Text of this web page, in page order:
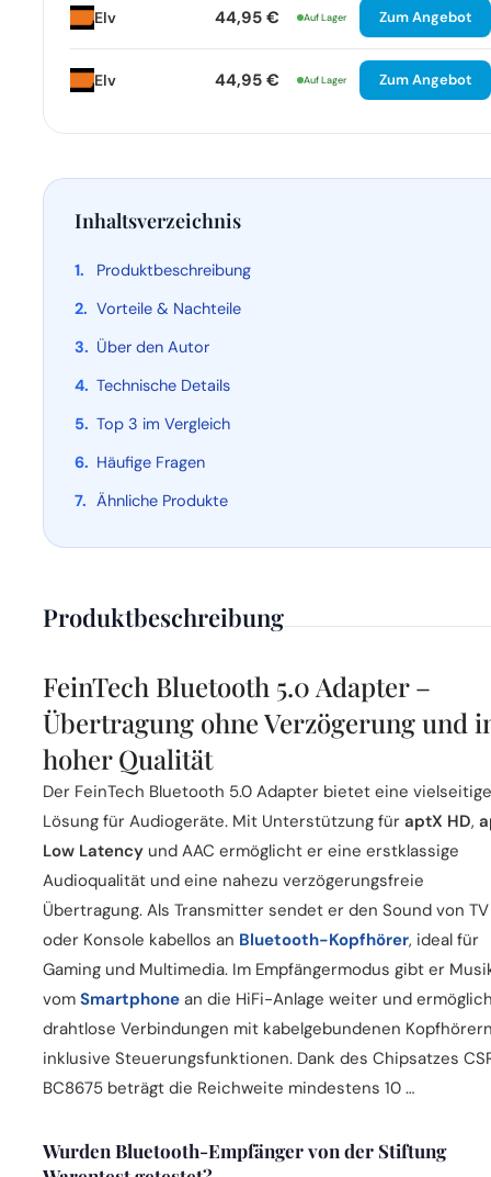
Elv 44,95 € Auf Lager Zum Angebot
Elv 44,95 € Auf Lager Zum Angebot
Inhaltsverzeichnis
Produktbeschreibung
Vorteile & Nachteile
Über den Autor
Technische Details
Top 3 im Vergleich
Häufige Fragen
Ähnliche Produkte
Produktbeschreibung
FeinTech Bluetooth 5.0 Adapter –
Übertragung ohne Verzögerung und
hoher Qualität
Der FeinTech Bluetooth 5.0 Adapter bietet eine vielseitige
Lösung für Audiogeräte. Mit Unterstützung für aptX HD,
Low Latency und AAC ermöglicht er eine erstklassige
Audioqualität und eine nahezu verzögerungsfreie
Übertragung. Als Transmitter sendet er den Sound von TV
oder Konsole kabellos an Bluetooth-Kopfhörer, ideal für
Gaming und Multimedia. Im Empfängermodus gibt er
vom Smartphone an die HiFi-Anlage weiter und
drahtlose Verbindungen mit kabelgebundenen
inklusive Steuerungsfunktionen. Dank des Chipsatzes
BC8675 beträgt die Reichweite mindestens 10 …
Wurden Bluetooth-Empfänger von der Stiftung